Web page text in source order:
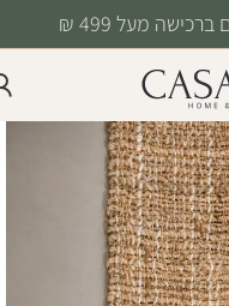
מעל 499 ₪